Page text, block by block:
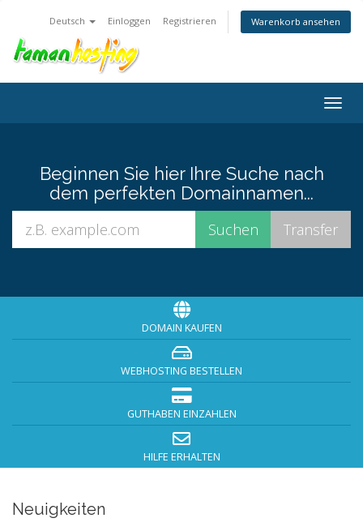
Deutsch Einloggen Registrieren Warenkorb ansehen
ein-/
Beginnen Sie hier Ihre Suche nach
dem perfekten Domainnamen...
DOMAIN KAUFEN
WEBHOSTING BESTELLEN
GUTHABEN EINZAHLEN
HILFE ERHALTEN
Neuigkeiten